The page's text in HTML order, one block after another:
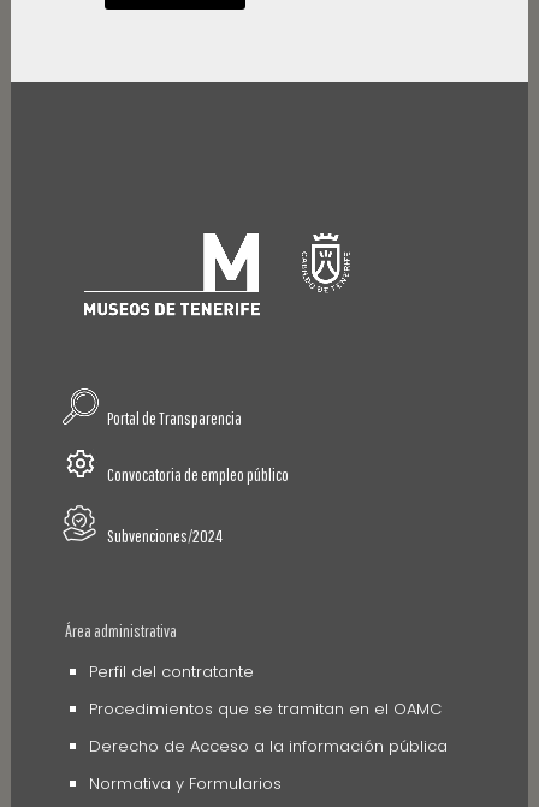
Portal de Transparencia
Convocatoria de empleo público
Subvenciones/2024
Área administrativa
Perfil del contratante
Procedimientos que se tramitan en el OAMC
Derecho de Acceso a la información pública
Normativa y Formularios